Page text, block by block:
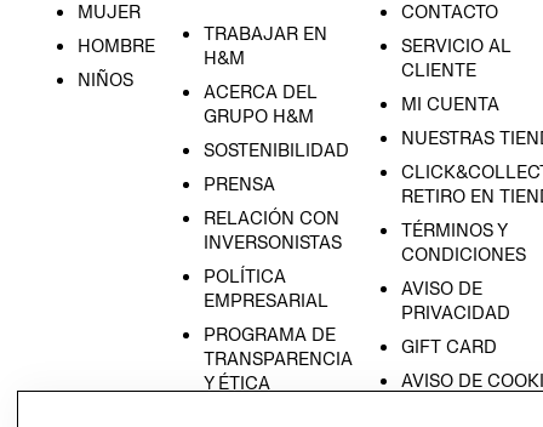
MUJER
HOMBRE
NIÑOS
TRABAJAR EN
H&M
ACERCA DEL
GRUPO H&M
SOSTENIBILIDAD
PRENSA
RELACIÓN CON
INVERSONISTAS
POLÍTICA
EMPRESARIAL
PROGRAMA DE
TRANSPARENCIA
Y ÉTICA
CONTACTO
SERVICIO AL
CLIENTE
MI CUENTA
NUESTRAS
RETIRO EN
TÉRMINOS Y
CONDICIONES
AVISO DE
PRIVACIDAD
GIFT CARD
AVISO DE